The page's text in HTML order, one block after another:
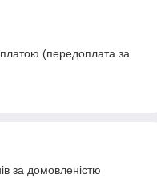
(передоплата за
за домовленістю